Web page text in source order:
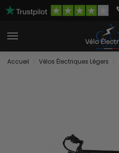
Accueil Vélos Électriques Légers